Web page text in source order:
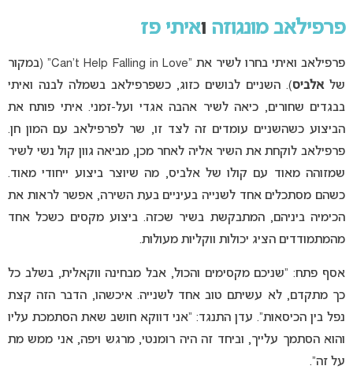
פרפילאב מונגוזהואיתי פז
פרפילאב ואיתי בחרו לשיר את “Can’t Help Falling in Love” (במקור
של אלביס). השניים לבושים כזוג, כשפרפילאב בשמלה לבנה ואיתי
בבגדים שחורים, כיאה לשיר אהבה אגדי ועל-זמני. איתי פותח את
הביצוע כשהשניים עומדים זה לצד זו, שר לפרפילאב עם המון חן.
פרפילאב לוקחת את השיר אליה לאחר מכן, מביאה גוון קול נשי לשיר
שמזוהה מאוד עם קולו של אלביס, מה שיוצר ביצוע ייחודי מאוד.
כשהם מסתכלים אחד לשנייה בעיניים בעת השירה, אפשר לראות את
הכימיה ביניהם, המתבקשת בשיר שכזה. ביצוע מקסים כשכל אחד
מהמתמודדים הציג יכולות ווקליות מעולות.
אסף פתח: “שניכם מקסימים והכול, אבל מבחינה ווקאלית, בשלב כל
כך מתקדם, לא עשיתם טוב אחד לשנייה. איכשהו, הדבר הזה קצת
נפל בין הכיסאות”. עדן התנגד: “אני דווקא חושב שאת הסתמכת עליו
והוא הסתמך עלייך, וביחד זה היה רומנטי, מרגש ויפה, אני ממש מת
על זה”.